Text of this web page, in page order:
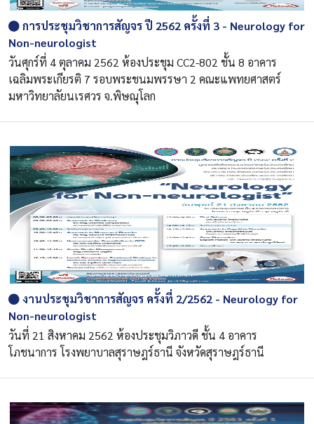
การประชุมวิชาการสัญจร ปี 2562 ครั้งที่ 3 - Neurology for
Non-neurologist
วันศุกร์ที่ 4 ตุลาคม 2562 ห้องประชุม CC2-802 ชั้น 8 อาคาร
เฉลิมพระเกียรติ 7 รอบพระชนมพรรษา 2 คณะแพทยศาสตร์
มหาวิทยาลัยนเรศวร จ.พิษณุโลก
งานประชุมวิชาการสัญจร ครั้งที่ 2/2562 - Neurology for
Non-neurologist
วันที่ 21 สิงหาคม 2562 ห้องประชุมวิภาวดี ชั้น 4 อาคาร
โภชนาการ โรงพยาบาลสุราษฎร์ธานี จังหวัดสุราษฎร์ธานี